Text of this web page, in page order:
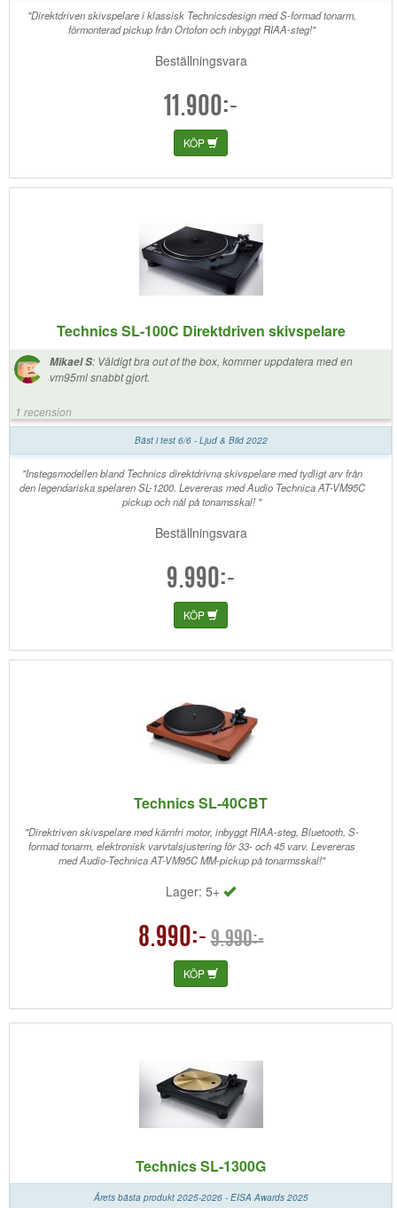
"Direktdriven skivspelare i klassisk Technicsdesign med S-formad tonarm,
förmonterad pickup från Ortofon och inbyggt RIAA-steg!"
Beställningsvara
11.900:-
KÖP
Technics SL-100C Direktdriven skivspelare
Mikael S: Väldigt bra out of the box, kommer uppdatera med en
vm95ml snabbt gjort.
1 recension
Bäst i test 6/6 - Ljud & Bild 2022
"Instegsmodellen bland Technics direktdrivna skivspelare med tydligt arv från
den legendariska spelaren SL-1200. Levereras med Audio Technica AT-VM95C
pickup och nål på tonamsskal! "
Beställningsvara
9.990:-
KÖP
Technics SL-40CBT
"Direktriven skivspelare med kärnfri motor, inbyggt RIAA-steg, Bluetooth, S-
formad tonarm, elektronisk varvtalsjustering för 33- och 45 varv. Levereras
med Audio-Technica AT-VM95C MM-pickup på tonarmsskal!"
Lager: 5+
8.990:- 9.990:-
KÖP
Technics SL-1300G
Årets bästa produkt 2025-2026 - EISA Awards 2025